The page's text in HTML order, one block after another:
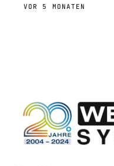
VOR 5 MONATEN